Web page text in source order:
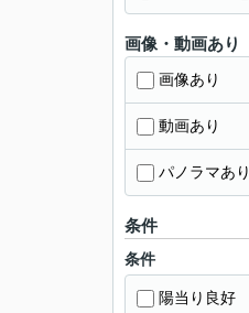
画像・動画あり
画像あり
動画あり
パノラマあり
条件
条件
陽当り良好